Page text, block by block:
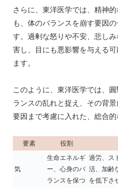
さらに、東洋医学では、精神
も、体のバランスを崩す要因
す。過剰な怒りや不安、悲し
害し、目にも悪影響を与える
ます。
このように、東洋医学では、
ランスの乱れと捉え、その背
要因まで考慮に入れた、総合的
要素 役割
気
生命エネルギ
ー、心身のバ
ランスを保つ
過労、ス
活、加齢
を低下さ